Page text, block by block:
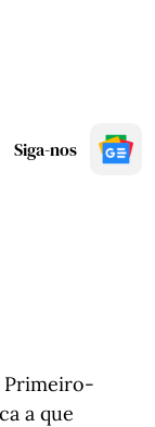
Siga-nos
Primeiro-
a que